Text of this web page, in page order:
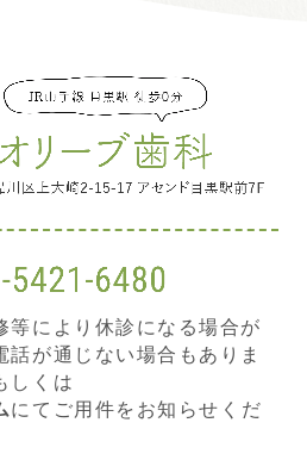
により休診になる場合が
話が通じない場合もありま
しくは
にてご用件をお知らせくだ